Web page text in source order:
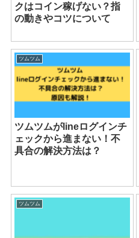
クはコイン稼げない？指
の動きやコツについて
ツムツム
ツムツムがlineログインチ
ェックから進まない！不
具合の解決方法は？
ツムツム